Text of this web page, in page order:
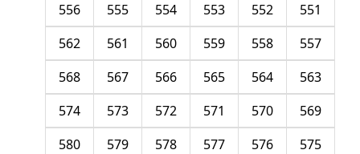
551
552
553
554
555
556
557
558
559
560
561
562
563
564
565
566
567
568
569
570
571
572
573
574
575
576
577
578
579
580